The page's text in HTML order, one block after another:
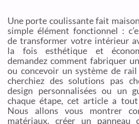
Une porte coulissante fait
simple élément fonctionnel :
de transformer votre intérieur
la fois esthétique et
demandez comment fabriquer
ou concevoir un système de
cherchiez des solutions pas
design personnalisées ou un
chaque étape, cet article a
Nous allons vous montrer
matériaux, créer un panneau